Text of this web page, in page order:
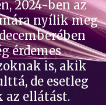
2024-ben az
nyílik meg
érdemes
is, akik
de esetleg
az ellátást.